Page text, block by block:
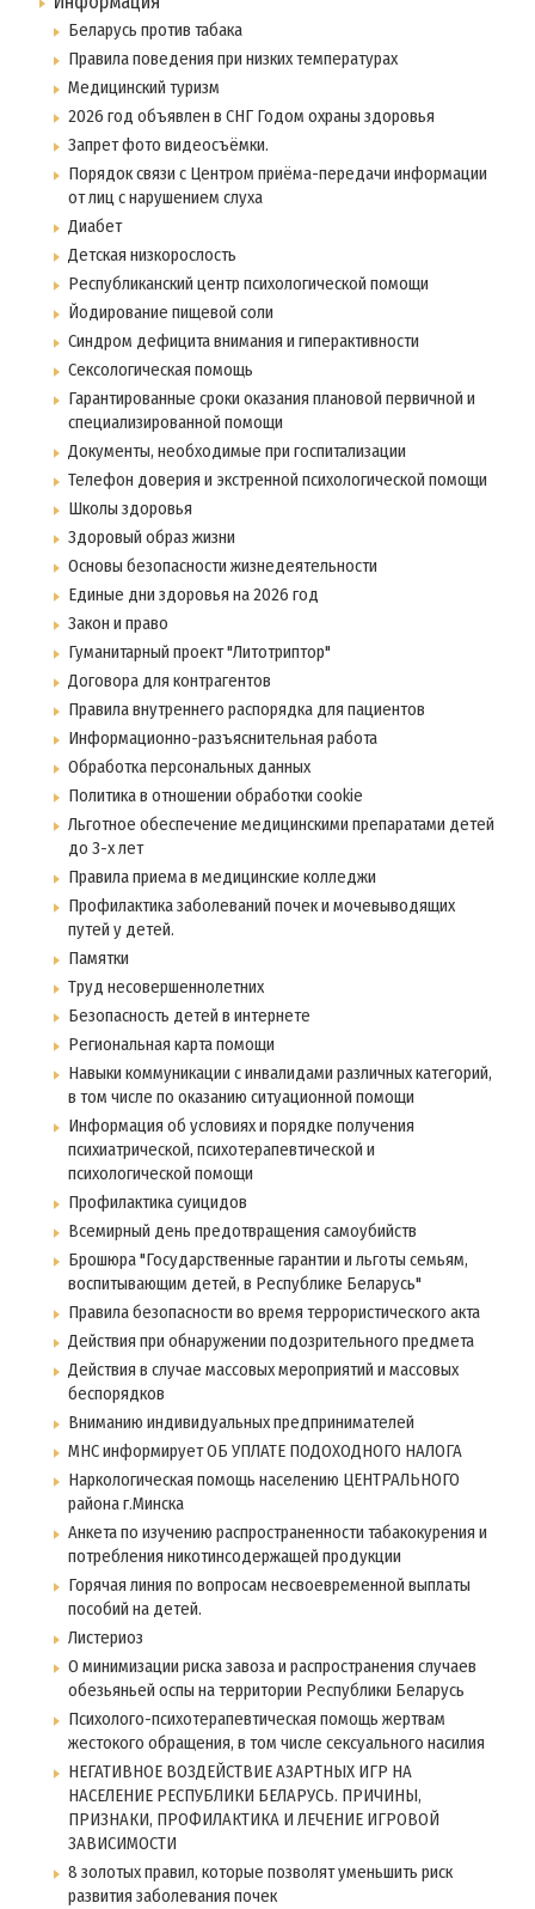
Беларусь против табака
Правила поведения при низких температурах
Медицинский туризм
2026 год объявлен в СНГ Годом охраны здоровья
Запрет фото видеосъёмки.
Порядок связи с Центром приёма-передачи информации
от лиц с нарушением слуха
Диабет
Детская низкорослость
Республиканский центр психологической помощи
Йодирование пищевой соли
Синдром дефицита внимания и гиперактивности
Сексологическая помощь
Гарантированные сроки оказания плановой первичной и
специализированной помощи
Документы, необходимые при госпитализации
Телефон доверия и экстренной психологической помощи
Школы здоровья
Здоровый образ жизни
Основы безопасности жизнедеятельности
Единые дни здоровья на 2026 год
Закон и право
Гуманитарный проект "Литотриптор"
Договора для контрагентов
Правила внутреннего распорядка для пациентов
Информационно-разъяснительная работа
Обработка персональных данных
Политика в отношении обработки cookie
Льготное обеспечение медицинскими препаратами детей
до 3-х лет
Правила приема в медицинские колледжи
Профилактика заболеваний почек и мочевыводящих
путей у детей.
Памятки
Труд несовершеннолетних
Безопасность детей в интернете
Региональная карта помощи
Навыки коммуникации с инвалидами различных категорий,
в том числе по оказанию ситуационной помощи
Информация об условиях и порядке получения
психиатрической, психотерапевтической и
психологической помощи
Профилактика суицидов
Всемирный день предотвращения самоубийств
Брошюра "Государственные гарантии и льготы семьям,
воспитывающим детей, в Республике Беларусь"
Правила безопасности во время террористического акта
Действия при обнаружении подозрительного предмета
Действия в случае массовых мероприятий и массовых
беспорядков
Вниманию индивидуальных предпринимателей
МНС информирует ОБ УПЛАТЕ ПОДОХОДНОГО НАЛОГА
Наркологическая помощь населению ЦЕНТРАЛЬНОГО
района г.Минска
Анкета по изучению распространенности табакокурения и
потребления никотинсодержащей продукции
Горячая линия по вопросам несвоевременной выплаты
пособий на детей.
Листериоз
О минимизации риска завоза и распространения случаев
обезьяньей оспы на территории Республики Беларусь
Психолого-психотерапевтическая помощь жертвам
жестокого обращения, в том числе сексуального насилия
НЕГАТИВНОЕ ВОЗДЕЙСТВИЕ АЗАРТНЫХ ИГР НА
НАСЕЛЕНИЕ РЕСПУБЛИКИ БЕЛАРУСЬ. ПРИЧИНЫ,
ПРИЗНАКИ, ПРОФИЛАКТИКА И ЛЕЧЕНИЕ ИГРОВОЙ
ЗАВИСИМОСТИ
8 золотых правил, которые позволят уменьшить риск
развития заболевания почек